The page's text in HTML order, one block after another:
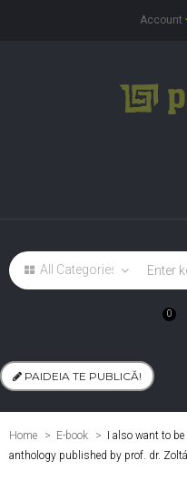
Account
0
PAIDEIA TE PUBLICĂ!
Home E-book >
I also want to
anthology published by prof. dr.